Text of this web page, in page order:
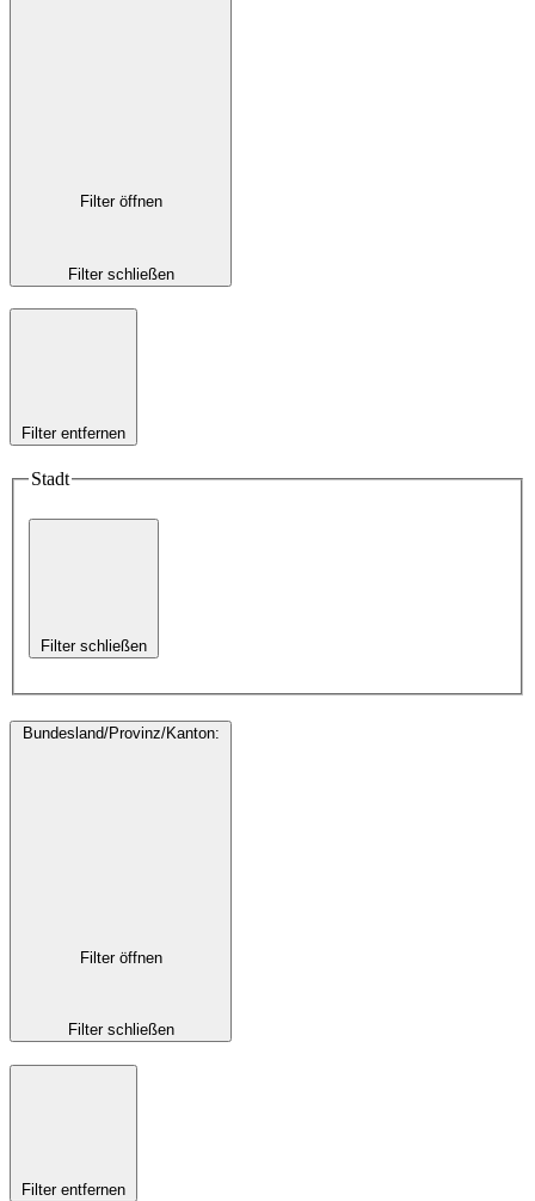
Filter öffnen
Filter schließen
Filter entfernen
Stadt
Filter schließen
Bundesland/Provinz/Kanton:
Filter öffnen
Filter schließen
Filter entfernen